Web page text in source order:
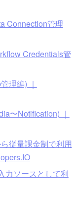
Connection管理
Credentials管
理編) ｜
〜Notification) ｜
従量課金制で利用
力ソースとして利